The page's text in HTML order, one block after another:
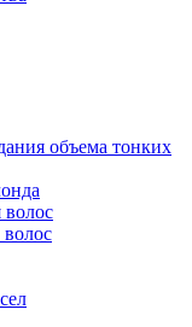
объема тонких
волос